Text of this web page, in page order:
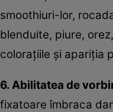
smoothiuri-lor,
blenduite, piure,
coloraţiile şi apariţia
6. Abilitatea de
fixatoare îmbraca